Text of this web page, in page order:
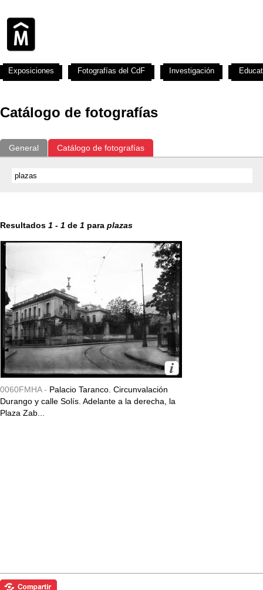
Catálogo de fotografías
General Catálogo de fotografías
Resultados 1 - 1 de 1 para plazas
0060FMHA - Palacio Taranco. Circunvalación
Durango y calle Solís. Adelante a la derecha, la
Plaza Zab...
Exposiciones Fotografías del CdF Investigación